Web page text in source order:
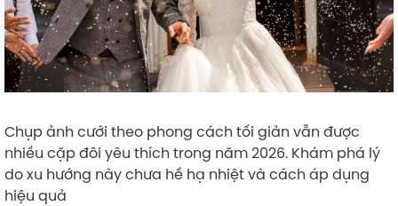
Chụp ảnh cưới theo phong cách tối giản vẫn được
nhiều cặp đôi yêu thích trong năm 2026. Khám phá lý
do xu hướng này chưa hề hạ nhiệt và cách áp dụng
hiệu quả